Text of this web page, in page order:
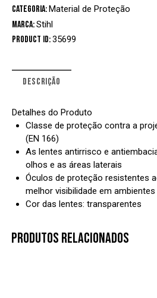
Categoria:Material de Proteção
Marca:Stihl
Product ID:35699
DESCRIÇÃO
Detalhes do Produto
Classe de proteção contra a
(EN 166)
As lentes antirrisco e
olhos e as áreas laterais
Óculos de proteção resistentes
melhor visibilidade em
Cor das lentes: transparentes
PRODUTOS RELACIONADOS